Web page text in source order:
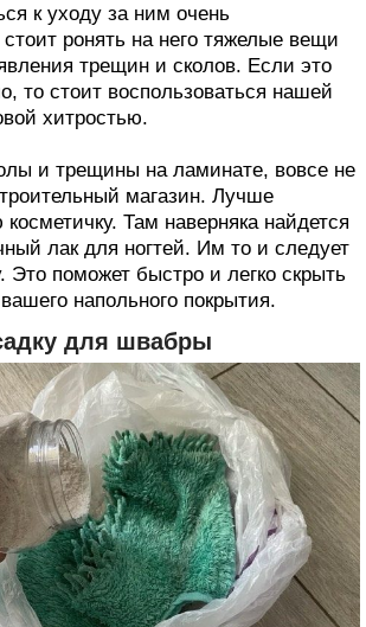
к уходу за ним очень
ронять на него тяжелые вещи
трещин и сколов. Если это
то стоит воспользоваться нашей
хитростью.
и трещины на ламинате, вовсе не
магазин. Лучше
Там наверняка найдется
лак для ногтей. Им то и следует
Это поможет быстро и легко скрыть
напольного покрытия.
для швабры